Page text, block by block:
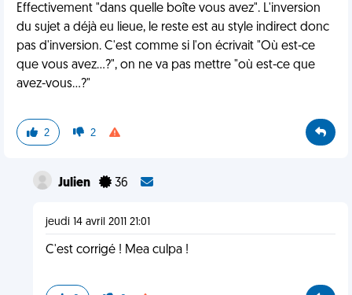
Effectivement "dans quelle boîte vous avez". L'inversion
du sujet a déjà eu lieue, le reste est au style indirect donc
pas d'inversion. C'est comme si l'on écrivait "Où est-ce
que vous avez...?", on ne va pas mettre "où est-ce que
avez-vous...?"
2 2
Julien 36
jeudi 14 avril 2011 21:01
C'est corrigé ! Mea culpa !